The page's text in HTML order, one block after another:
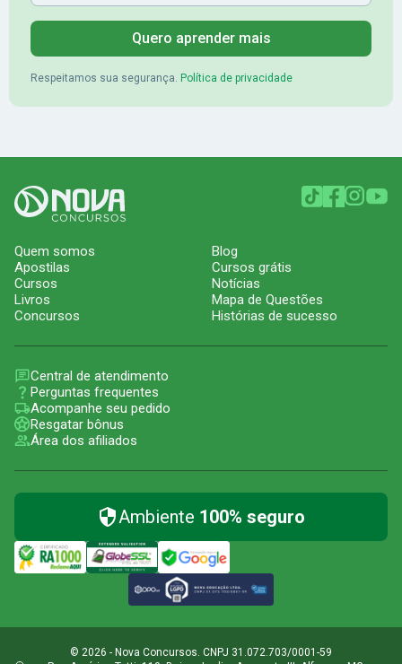
Quero aprender mais
Respeitamos sua segurança. Política de privacidade
Quem somos
Apostilas
Cursos
Livros
Concursos
Blog
Cursos grátis
Notícias
Mapa de Questões
Histórias de sucesso
Central de atendimento
Perguntas frequentes
Acompanhe seu pedido
Resgatar bônus
Área dos afiliados
Ambiente 100% seguro
© 2026 - Nova Concursos. CNPJ 31.072.703/0001-59